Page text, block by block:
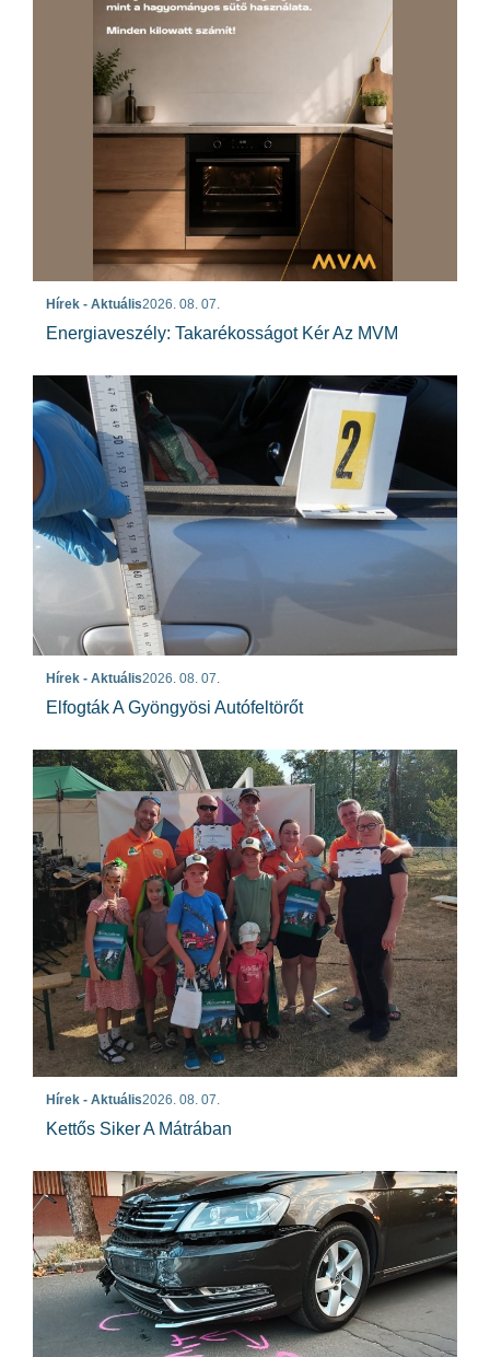
Hírek - Aktuális2026. 08. 07.
Energiaveszély: Takarékosságot Kér Az MVM
Hírek - Aktuális2026. 08. 07.
Elfogták A Gyöngyösi Autófeltörőt
Hírek - Aktuális2026. 08. 07.
Kettős Siker A Mátrában